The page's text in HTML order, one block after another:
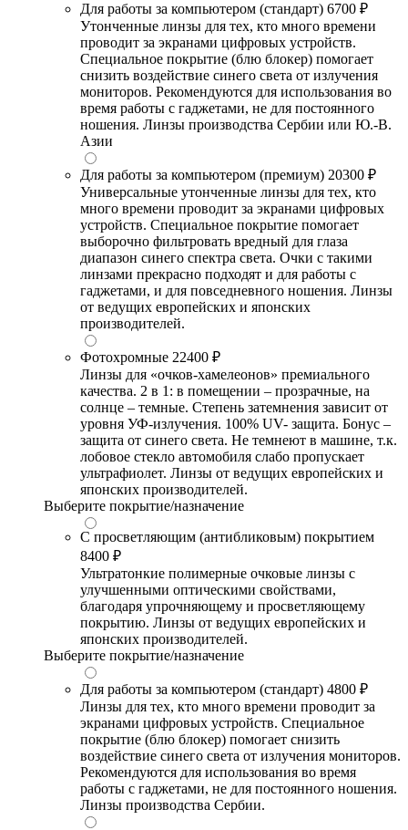
Для работы за компьютером (стандарт) 6700 ₽
Утонченные линзы для тех, кто много времени
проводит за экранами цифровых устройств.
Специальное покрытие (блю блокер) помогает
снизить воздействие синего света от излучения
мониторов. Рекомендуются для использования во
время работы с гаджетами, не для постоянного
ношения. Линзы производства Сербии или Ю.-В.
Азии
Для работы за компьютером (премиум) 20300 ₽
Универсальные утонченные линзы для тех, кто
много времени проводит за экранами цифровых
устройств. Специальное покрытие помогает
выборочно фильтровать вредный для глаза
диапазон синего спектра света. Очки с такими
линзами прекрасно подходят и для работы с
гаджетами, и для повседневного ношения. Линзы
от ведущих европейских и японских
производителей.
Фотохромные 22400 ₽
Линзы для «очков-хамелеонов» премиального
качества. 2 в 1: в помещении – прозрачные, на
солнце – темные. Степень затемнения зависит от
уровня УФ-излучения. 100% UV- защита. Бонус –
защита от синего света. Не темнеют в машине, т.к.
лобовое стекло автомобиля слабо пропускает
ультрафиолет. Линзы от ведущих европейских и
японских производителей.
Выберите покрытие/назначение
С просветляющим (антибликовым) покрытием
8400 ₽
Ультратонкие полимерные очковые линзы с
улучшенными оптическими свойствами,
благодаря упрочняющему и просветляющему
покрытию. Линзы от ведущих европейских и
японских производителей.
Выберите покрытие/назначение
Для работы за компьютером (стандарт) 4800 ₽
Линзы для тех, кто много времени проводит за
экранами цифровых устройств. Специальное
покрытие (блю блокер) помогает снизить
воздействие синего света от излучения мониторов.
Рекомендуются для использования во время
работы с гаджетами, не для постоянного ношения.
Линзы производства Сербии.